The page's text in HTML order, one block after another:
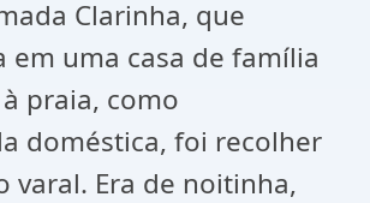
Clarinha, que
em uma casa de família
praia, como
doméstica, foi recolher
varal. Era de noitinha,